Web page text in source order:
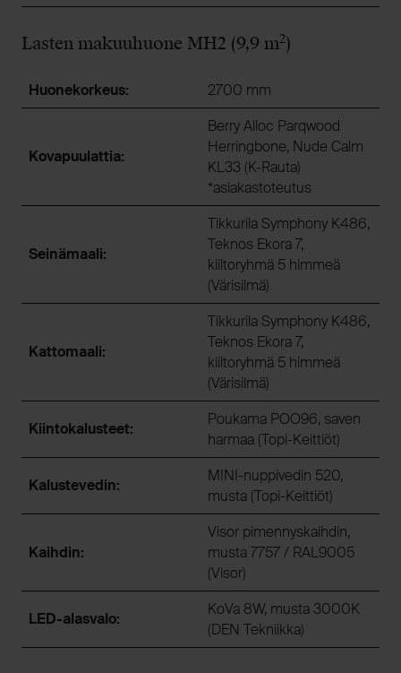
Lasten makuuhuone MH2 (9,9 m2)
Huonekorkeus: 2700 mm
Kovapuulattia:
Berry Alloc Parqwood
Herringbone, Nude Calm
KL33 (K-Rauta)
*asiakastoteutus
Seinämaali:
Tikkurila Symphony K486,
Teknos Ekora 7,
kiiltoryhmä 5 himmeä
(Värisilmä)
Kattomaali:
Tikkurila Symphony K486,
Teknos Ekora 7,
kiiltoryhmä 5 himmeä
(Värisilmä)
Kiintokalusteet:
Poukama POO96, saven
harmaa (Topi-Keittiöt)
Kalustevedin:
MINI-nuppivedin 520,
musta (Topi-Keittiöt)
Kaihdin:
Visor pimennyskaihdin,
musta 7757 / RAL9005
(Visor)
LED-alasvalo:
KoVa 8W, musta 3000K
(DEN Tekniikka)